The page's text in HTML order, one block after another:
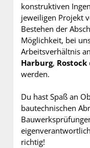
konstruktiven
jeweiligen Projekt
Bestehen der
Möglichkeit, bei
Arbeitsverhältnis
Harburg, Rostock
werden.
Du hast Spaß an
bautechnischen
richtig!